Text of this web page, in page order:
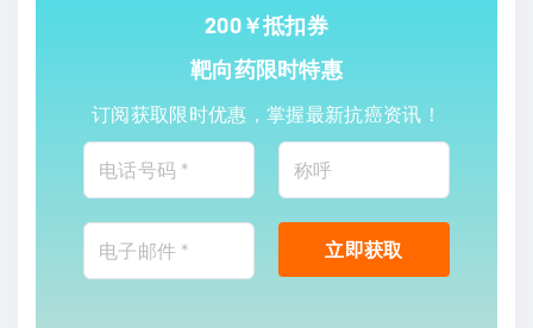
200￥抵扣券
靶向药限时特惠
订阅获取限时优惠，掌握最新抗癌资讯！